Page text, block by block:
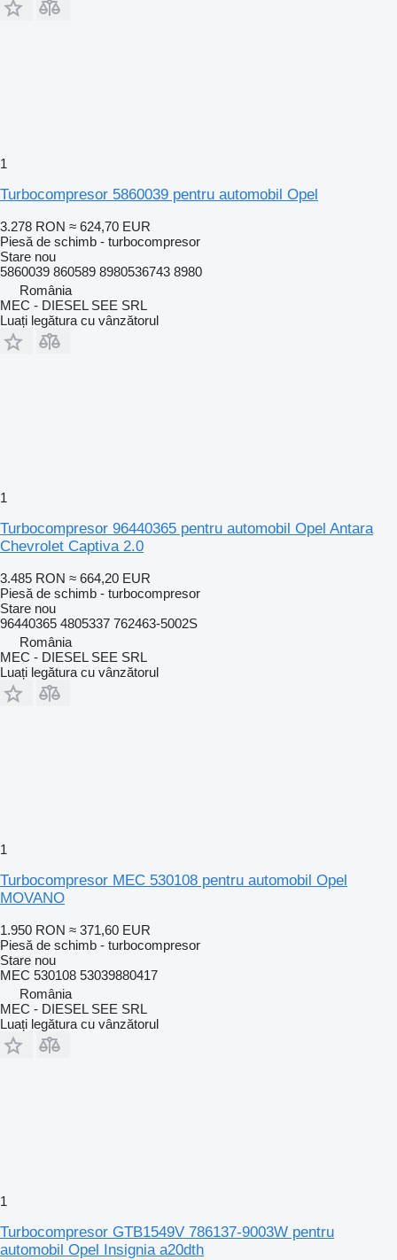
1
Turbocompresor 5860039 pentru automobil Opel
3.278 RON ≈ 624,70 EUR
Piesă de schimb - turbocompresor
Stare nou
5860039 860589 8980536743 8980
România
MEC - DIESEL SEE SRL
Luați legătura cu vânzătorul
1
Turbocompresor 96440365 pentru automobil Opel Antara
Chevrolet Captiva 2.0
3.485 RON ≈ 664,20 EUR
Piesă de schimb - turbocompresor
Stare nou
96440365 4805337 762463-5002S
România
MEC - DIESEL SEE SRL
Luați legătura cu vânzătorul
1
Turbocompresor MEC 530108 pentru automobil Opel
MOVANO
1.950 RON ≈ 371,60 EUR
Piesă de schimb - turbocompresor
Stare nou
MEC 530108 53039880417
România
MEC - DIESEL SEE SRL
Luați legătura cu vânzătorul
1
Turbocompresor GTB1549V 786137-9003W pentru
automobil Opel Insignia a20dth